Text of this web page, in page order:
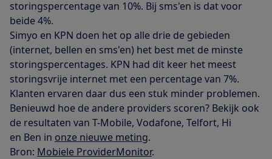
storingspercentage van 10%. Bij sms'en is dat voor
beide 4%.
Simyo en KPN doen het op alle drie de gebieden
(internet, bellen en sms'en) het best met de minste
storingspercentages. KPN had dit keer het meest
storingsvrije internet met een percentage van 7%.
Klanten ervaren daar dus een stuk minder problemen.
Benieuwd hoe de andere providers scoren? Bekijk ook
de resultaten van T-Mobile, Vodafone, Telfort, Hi
en Ben in onze nieuwe meting.
Bron: Mobiele ProviderMonitor.